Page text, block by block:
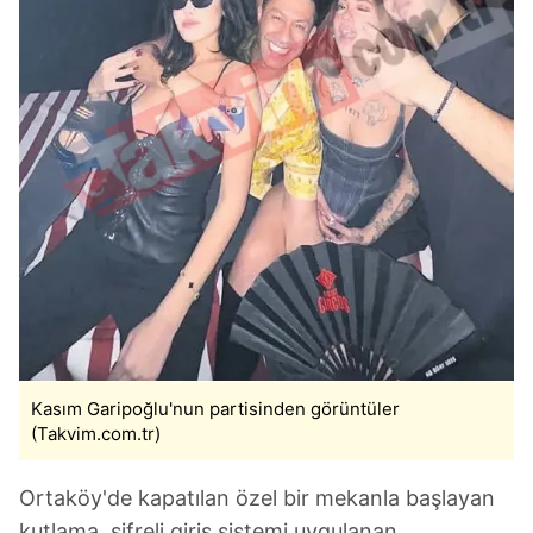
ilgili mevzuata uygun olarak kullanılan çerezlerle ilgili bilgi
almak için lütfentıklayınız.
Kasım Garipoğlu'nun partisinden görüntüler
(Takvim.com.tr)
Ortaköy'de kapatılan özel bir mekanla başlayan